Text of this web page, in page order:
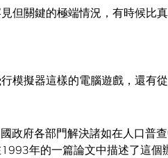
但關鍵的極端情況，有時候比真
模擬器這樣的電腦遊戲，還有
政府各部門解決諸如在人口普
年的一篇論文中描述了這個